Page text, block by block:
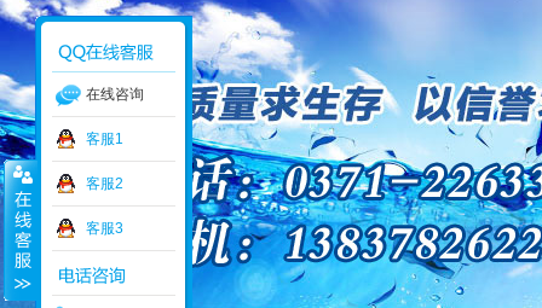
在线咨询
客服1
客服2
客服3